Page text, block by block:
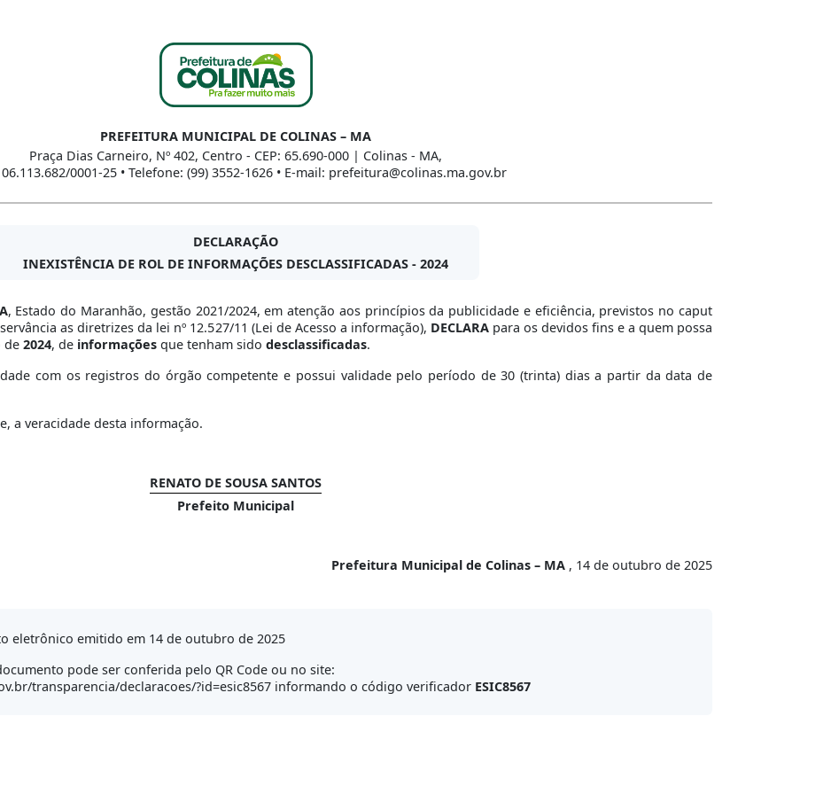
PREFEITURA MUNICIPAL DE COLINAS – MA
Praça Dias Carneiro, Nº 402, Centro - CEP: 65.690-000 | Colinas - MA,
06.113.682/0001-25 • Telefone: (99) 3552-1626 • E-mail: prefeitura@colinas.ma.gov.br
DECLARAÇÃO
INEXISTÊNCIA DE ROL DE INFORMAÇÕES DESCLASSIFICADAS - 2024
, Estado do Maranhão, gestão 2021/2024, em atenção aos princípios da publicidade e eficiência, previstos no caput
as diretrizes da lei nº 12.527/11 (Lei de Acesso a informação), DECLARApara os devidos fins e a quem possa
de 2024, de informações que tenham sido desclassificadas.
com os registros do órgão competente e possui validade pelo período de 30 (trinta) dias a partir da data de
a veracidade desta informação.
RENATO DE SOUSA SANTOS
Prefeito Municipal
Prefeitura Municipal de Colinas – MA , 14 de outubro de 2025
eletrônico emitido em 14 de outubro de 2025
pode ser conferida pelo QR Code ou no site:
transparencia/declaracoes/?id=esic8567 informando o código verificador ESIC8567